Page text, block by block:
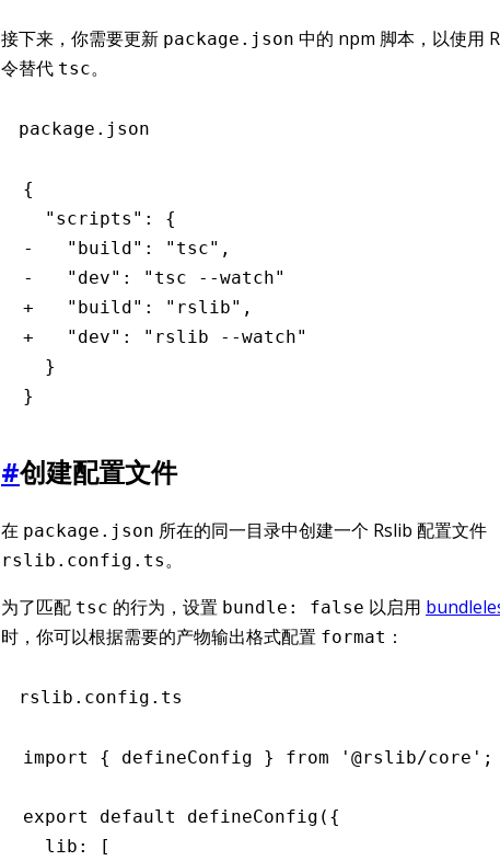
接下来，你需要更新 package.json 中的 npm 脚本，以使用
令替代 tsc。
package.json
{
  "scripts": {
-   "build": "tsc",
-   "dev": "tsc --watch"
+   "build": "rslib",
+   "dev": "rslib --watch"
  }
}
#创建配置文件
在 package.json 所在的同一目录中创建一个 Rslib 配置文件
rslib.config.ts。
为了匹配 tsc 的行为，设置 bundle: false 以启用
时，你可以根据需要的产物输出格式配置 format ：
rslib.config.ts
import { defineConfig } from '@rslib/core' ;
export default defineConfig ({
  lib
:
[